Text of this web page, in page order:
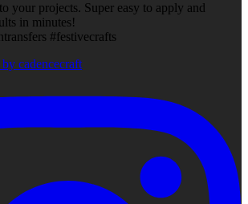
your projects. Super easy to apply and
in minutes!
#festivecrafts
cadencecraft